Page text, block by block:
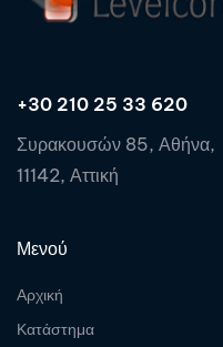
+30 210 25 33 620
Συρακουσών 85, Αθήνα,
11142, Αττική
Μενού
Αρχική
Κατάστημα